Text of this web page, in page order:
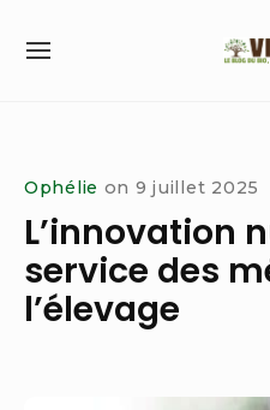
SITE
Ophélie on 9 juillet 2025
L’innovation
service des
l’élevage